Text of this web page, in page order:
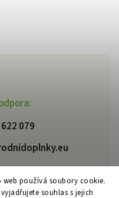
web používá soubory cookie.
souhlas s jejich
079